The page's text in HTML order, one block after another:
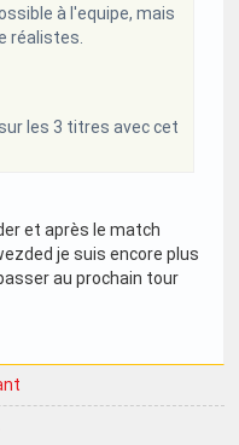
à l'equipe, mais
réalistes.
les 3 titres avec cet
et après le match
je suis encore plus
au prochain tour